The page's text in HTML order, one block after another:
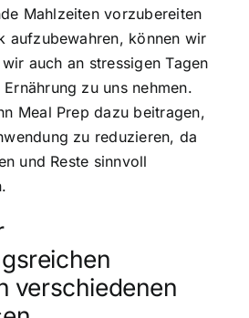
Mahlzeiten vorzubereiten
aufzubewahren, können wir
auch an stressigen Tagen
zu uns nehmen.
Meal Prep dazu beitragen,
zu reduzieren, da
und Reste sinnvoll
verschiedenen